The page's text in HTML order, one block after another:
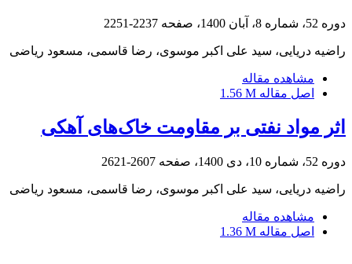
دوره 52، شماره 8، آبان 1400، صفحه 2237-2251
راضیه دریایی، سید علی اکبر موسوی، رضا قاسمی، مسعود ریاضی
مشاهده مقاله
اصل مقاله 1.56 M
اثر مواد نفتی بر مقاومت خاک‌های آهکی
دوره 52، شماره 10، دی 1400، صفحه 2607-2621
راضیه دریایی، سید علی اکبر موسوی، رضا قاسمی، مسعود ریاضی
مشاهده مقاله
اصل مقاله 1.36 M